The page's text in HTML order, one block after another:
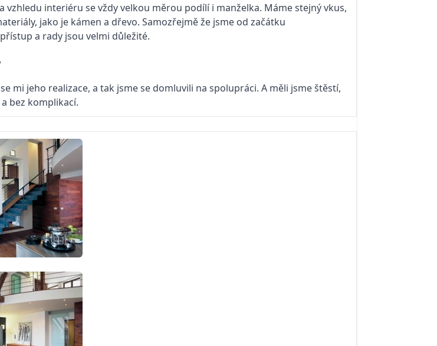
vzhledu interiéru se vždy velkou měrou podílí i manželka. Máme stejný vkus,
jako je kámen a dřevo. Samozřejmě že jsme od začátku
a rady jsou velmi důležité.
mi jeho realizace, a tak jsme se domluvili na spolupráci. A měli jsme štěstí,
bez komplikací.